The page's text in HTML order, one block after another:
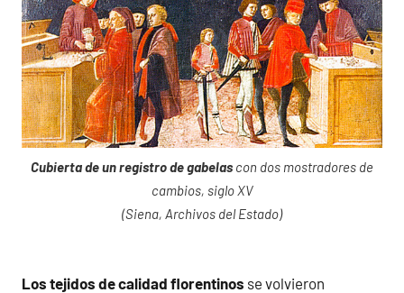
Cubierta de un registro de gabelas con dos mostradores de
cambios, siglo XV
(Siena, Archivos del Estado)
Los tejidos de calidad florentinos se volvieron